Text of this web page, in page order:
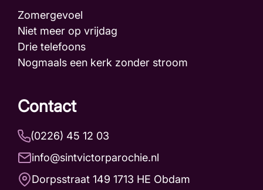
Zomergevoel
Niet meer op vrijdag
Drie telefoons
Nogmaals een kerk zonder stroom
Contact
(0226) 45 12 03
info@sintvictorparochie.nl
Dorpsstraat 149 1713 HE Obdam